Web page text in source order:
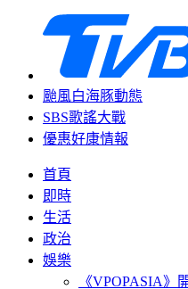
颱風白海豚動態
SBS歌謠大戰
優惠好康情報
首頁
即時
生活
政治
娛樂
《VPOPASIA》